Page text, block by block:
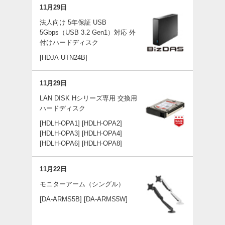
11月29日
法人向け 5年保証 USB
5Gbps（USB 3.2 Gen1）対応 外
付けハードディスク
[HDJA-UTN24B]
11月29日
LAN DISK Hシリーズ専用 交換用
ハードディスク
[HDLH-OPA1] [HDLH-OPA2]
[HDLH-OPA3] [HDLH-OPA4]
[HDLH-OPA6] [HDLH-OPA8]
11月22日
モニターアーム（シングル）
[DA-ARMS5B] [DA-ARMS5W]